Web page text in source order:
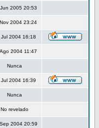
2005 20:53
2004 23:24
Jul 2004 16:18
2004 11:47
Nunca
Jul 2004 16:39
Nunca
No revelado
2004 20:59